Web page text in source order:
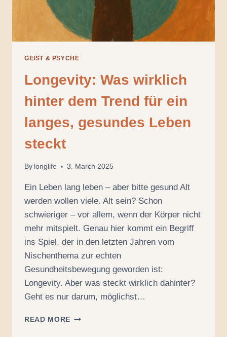
GEIST & PSYCHE
Longevity: Was wirklich
hinter dem Trend für ein
langes, gesundes Leben
steckt
By longlife 3. March 2025
Ein Leben lang leben – aber bitte gesund Alt
werden wollen viele. Alt sein? Schon
schwieriger – vor allem, wenn der Körper nicht
mehr mitspielt. Genau hier kommt ein Begriff
ins Spiel, der in den letzten Jahren vom
Nischenthema zur echten
Gesundheitsbewegung geworden ist:
Longevity. Aber was steckt wirklich dahinter?
Geht es nur darum, möglichst…
READ MORE LONGEVITY: